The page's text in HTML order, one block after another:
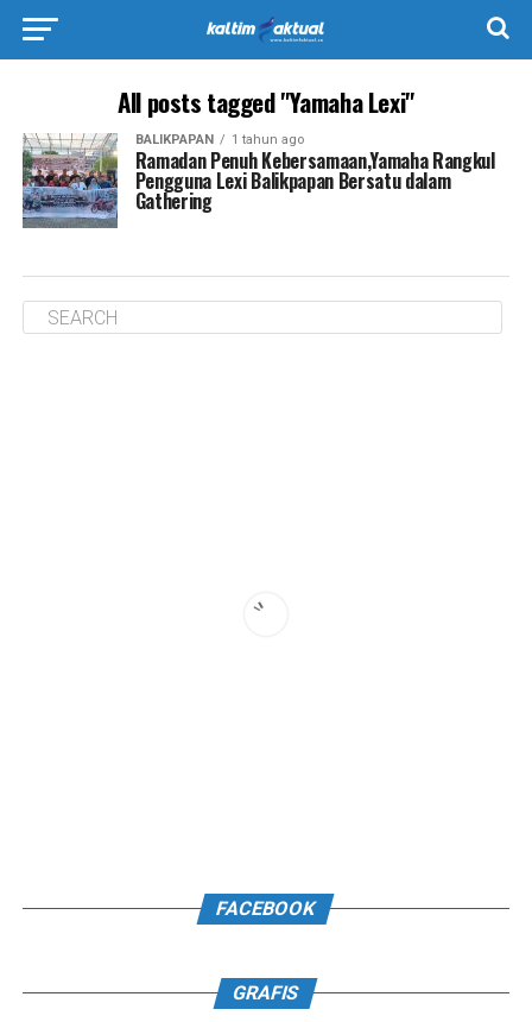
All posts tagged "Yamaha Lexi"
BALIKPAPAN 1 tahun ago
Ramadan Penuh Kebersamaan,Yamaha Rangkul
Pengguna Lexi Balikpapan Bersatu dalam
Gathering
FACEBOOK
GRAFIS